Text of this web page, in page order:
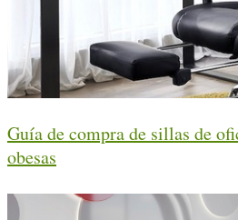
Guía de compra de sillas de
obesas